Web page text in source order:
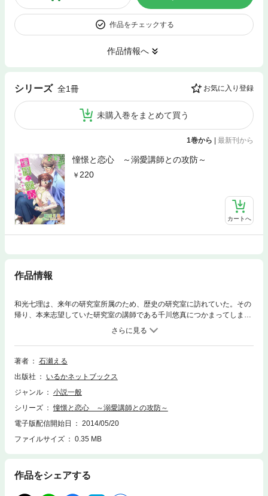
作品をチェックする
作品情報へ
シリーズ 全1冊 お気に入り登録
未購入巻をまとめて買う
1巻から | 最新刊から
憧憬と恋心 ～溺愛講師との攻防～
220
カートへ
作品情報
和光七理は、来年の研究室所属のため、歴史の研究室に訪れていた。その
帰り、本来志望していた研究室の講師である千川悠真につかまってしま
う。研究室に連れ込まれ、いきなりの愛の告白に、七理は戸惑いを隠せな
い。その日から七理と講師の攻防（かけひき）が始まる。ちょっとどたば
たなラブコメディです。
著者
石瀬える
出版社
いるかネットブックス
ジャンル
小説一般
シリーズ
憧憬と恋心 ～溺愛講師との攻防～
電子版配信開始日
2014/05/20
ファイルサイズ
0.35 MB
作品をシェアする